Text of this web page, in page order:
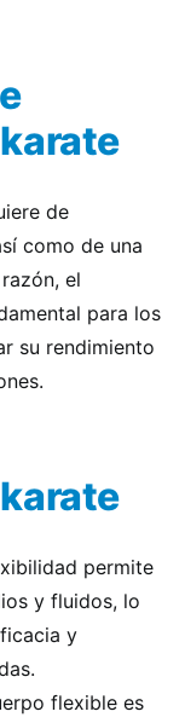
de
como de una
el
para los
su rendimiento
permite
y fluidos, lo
y
flexible es